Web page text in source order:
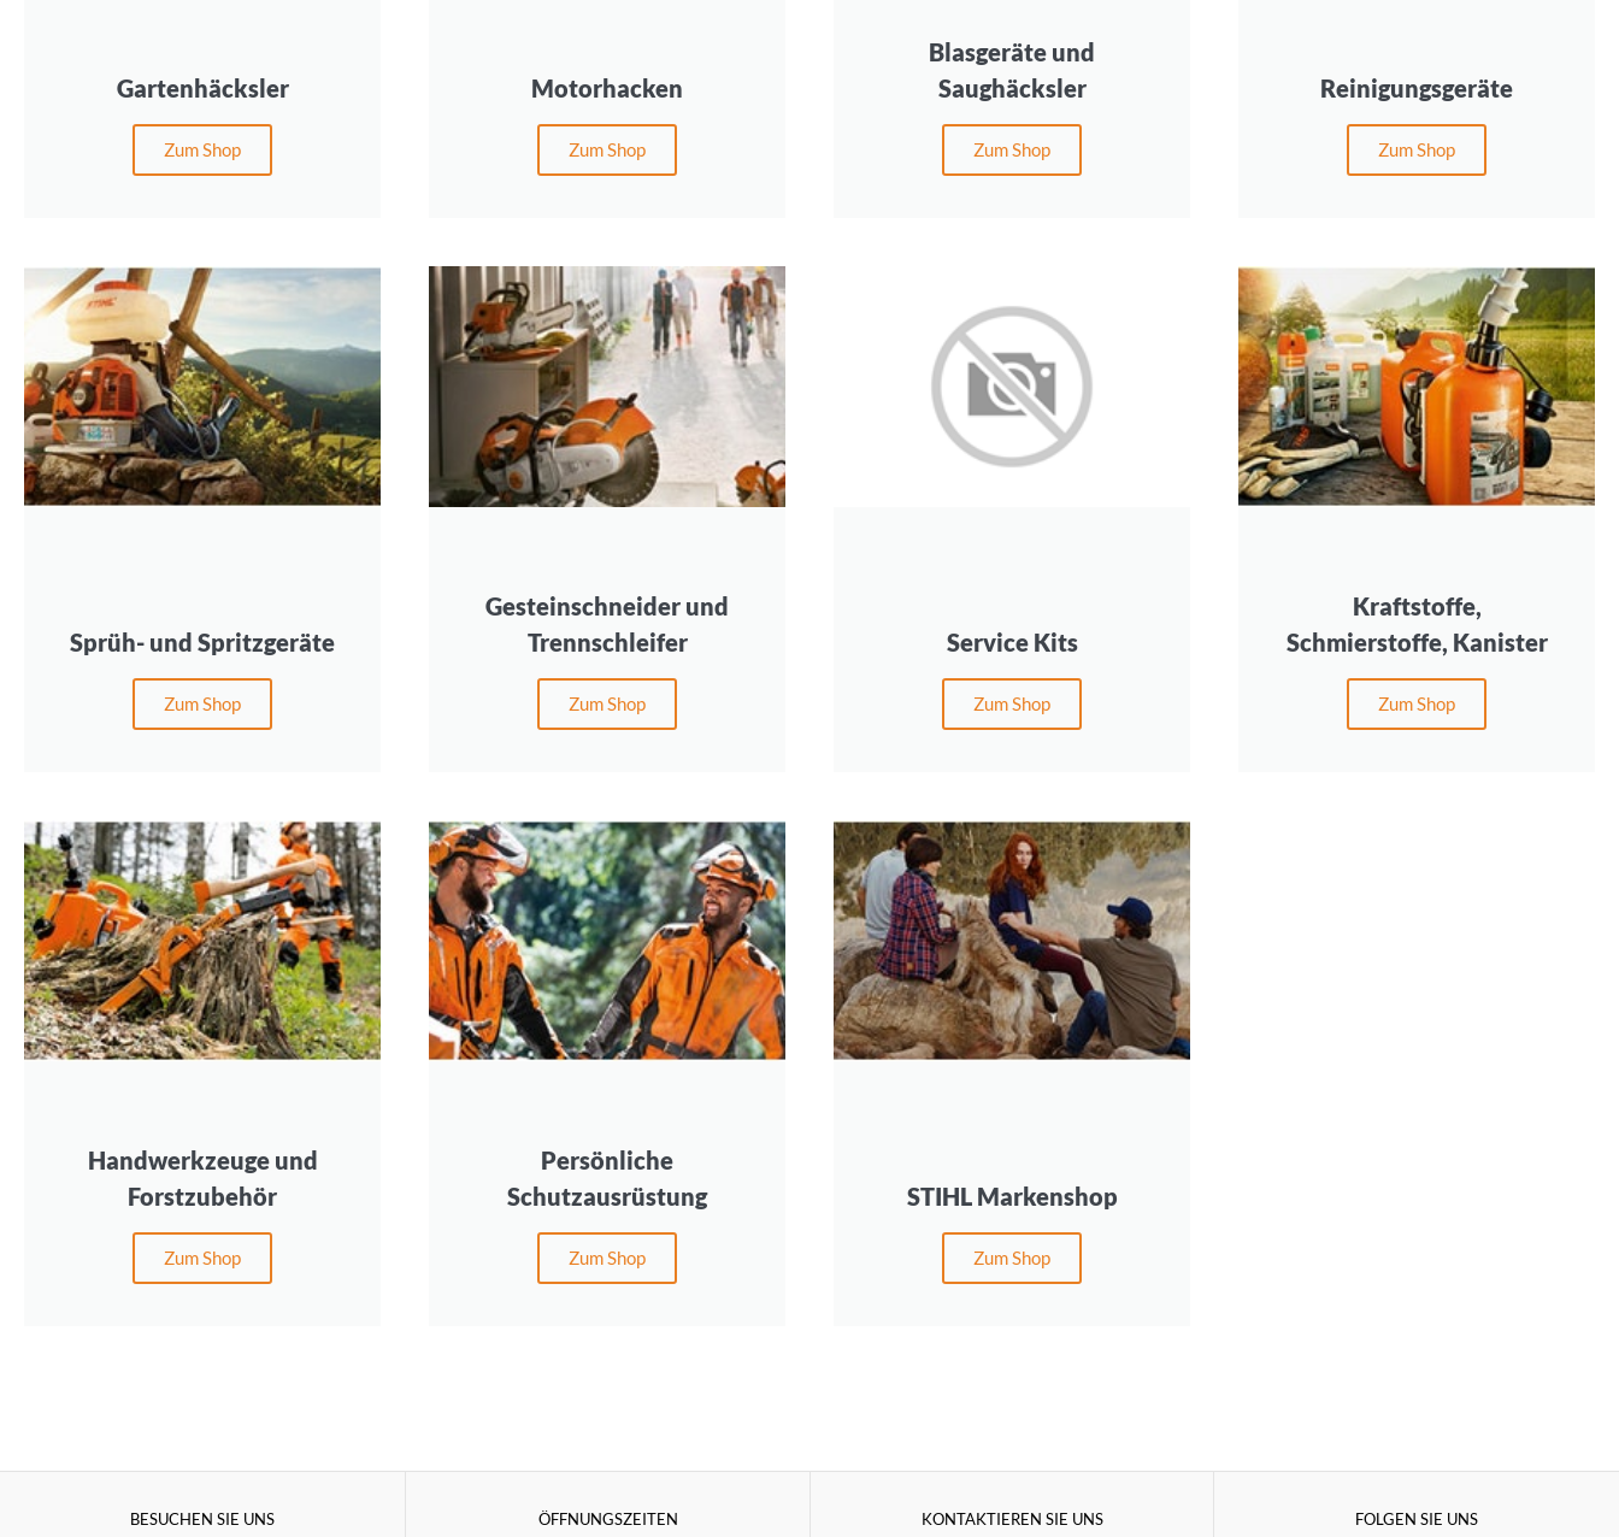
Gartenhäcksler
Zum Shop
Motorhacken
Zum Shop
Blasgeräte und
Saughäcksler
Zum Shop
Reinigungsgeräte
Zum Shop
Sprüh- und Spritzgeräte
Zum Shop
Gesteinschneider und
Trennschleifer
Zum Shop
Service Kits
Zum Shop
Kraftstoffe,
Schmierstoffe, Kanister
Zum Shop
Handwerkzeuge und
Forstzubehör
Zum Shop
Persönliche
Schutzausrüstung
Zum Shop
STIHL Markenshop
Zum Shop
BESUCHEN SIE UNS ÖFFNUNGSZEITEN KONTAKTIEREN SIE UNS FOLGEN SIE UNS